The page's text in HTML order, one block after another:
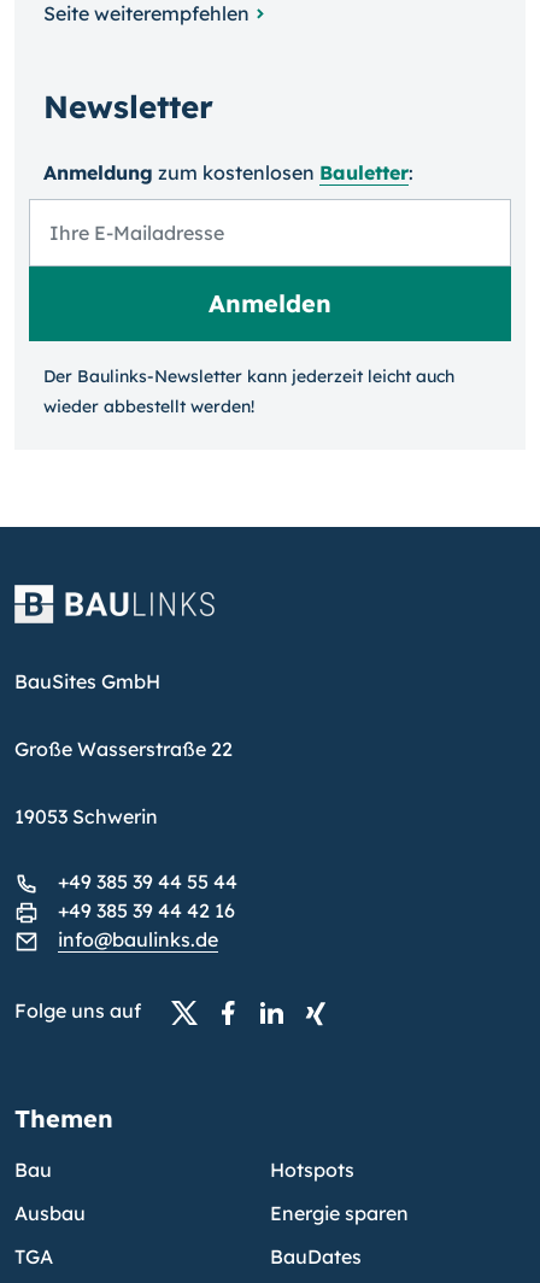
Seite weiterempfehlen
Newsletter
Anmeldung zum kosten­losen Bauletter:
Der Baulinks-Newsletter kann jeder­zeit leicht auch
wieder ab­bestellt werden!
BauSites GmbH
Große Wasserstraße 22
19053 Schwerin
+49 385 39 44 55 44
+49 385 39 44 42 16
info@baulinks.de
Folge uns auf
Themen
Bau
Ausbau
TGA
Hotspots
Energie sparen
BauDates